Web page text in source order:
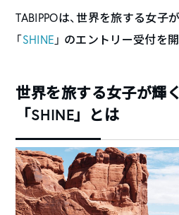
TABIPPOは、世界を旅する女子
「SHINE 」 のエントリー受付を
世界を旅する女子が輝
「SHINE」とは